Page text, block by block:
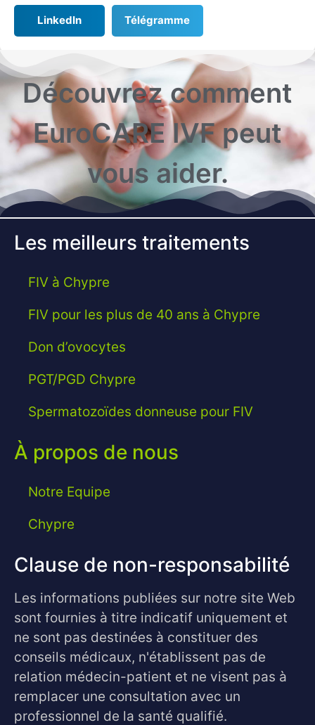
LinkedIn Télégramme
Découvrez comment
EuroCARE IVF peut
vous aider.
Les meilleurs traitements
FIV à Chypre
FIV pour les plus de 40 ans à Chypre
Don d’ovocytes
PGT/PGD Chypre
Spermatozoïdes donneuse pour FIV
À propos de nous
Notre Equipe
Chypre
Clause de non-responsabilité
Les informations publiées sur notre site Web
sont fournies à titre indicatif uniquement et
ne sont pas destinées à constituer des
conseils médicaux, n'établissent pas de
relation médecin-patient et ne visent pas à
remplacer une consultation avec un
professionnel de la santé qualifié.